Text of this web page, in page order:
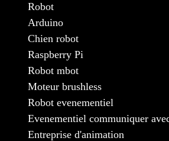
Robot
Arduino
Chien robot
Raspberry Pi
Robot mbot
Moteur brushless
Robot evenementiel
Evenementiel communiquer
Entreprise d'animation